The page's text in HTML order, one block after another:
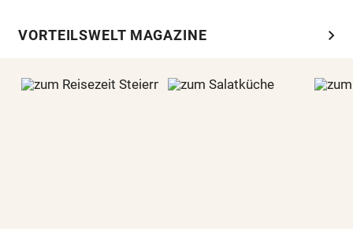
VORTEILSWELT MAGAZINE chevron_right